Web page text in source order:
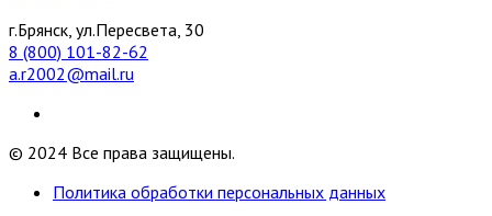
г.Брянск, ул.Пересвета, 30
8 (800) 101-82-62
a.r2002@mail.ru
© 2024 Все права защищены.
Политика обработки персональных данных